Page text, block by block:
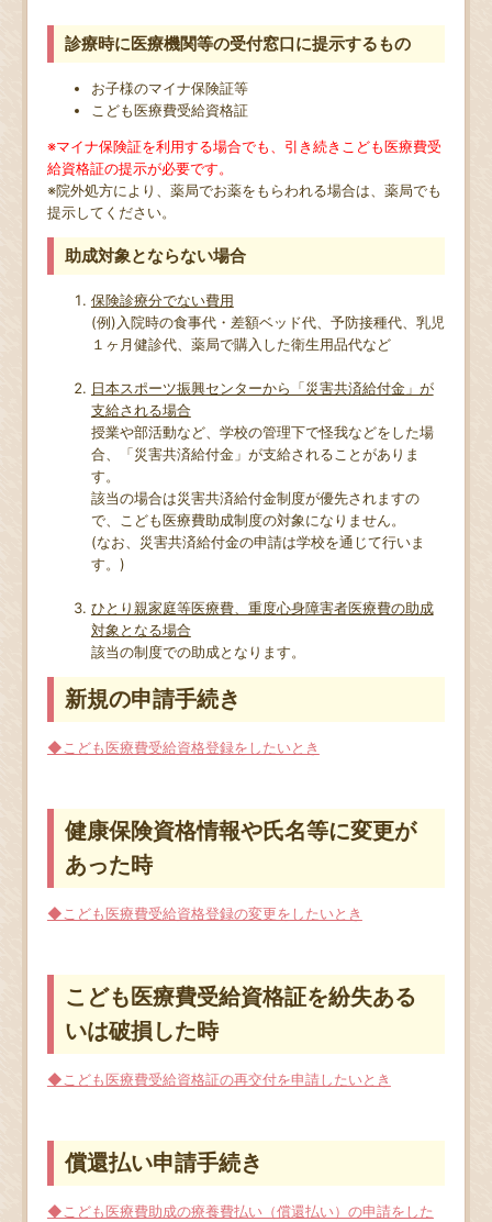
診療時に医療機関等の受付窓口に提示するもの
お子様のマイナ保険証等
こども医療費受給資格証
※マイナ保険証を利用する場合でも、引き続きこども医療費受
給資格証の提示が必要です。
※院外処方により、薬局でお薬をもらわれる場合は、薬局でも
提示してください。
助成対象とならない場合
保険診療分でない費用
(例)入院時の食事代・差額ベッド代、予防接種代、乳児
１ヶ月健診代、薬局で購入した衛生用品代など
日本スポーツ振興センターから「災害共済給付金」が
支給される場合
授業や部活動など、学校の管理下で怪我などをした場
合、「災害共済給付金」が支給されることがありま
す。
該当の場合は災害共済給付金制度が優先されますの
で、こども医療費助成制度の対象になりません。
(なお、災害共済給付金の申請は学校を通じて行いま
す。)
ひとり親家庭等医療費、重度心身障害者医療費の助成
対象となる場合
該当の制度での助成となります。
新規の申請手続き
◆こども医療費受給資格登録をしたいとき
健康保険資格情報や氏名等に変更が
あった時
◆こども医療費受給資格登録の変更をしたいとき
こども医療費受給資格証を紛失ある
いは破損した時
◆こども医療費受給資格証の再交付を申請したいとき
償還払い申請手続き
◆こども医療費助成の療養費払い（償還払い）の申請をした